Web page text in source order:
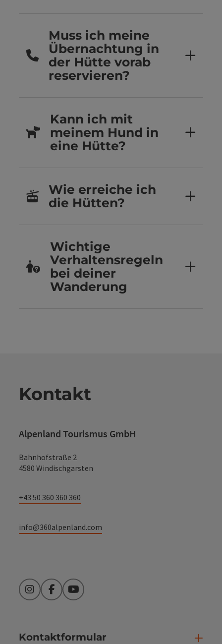
Muss ich meine
Übernachtung in
der Hütte vorab
reservieren?
Kann ich mit
meinem Hund in
eine Hütte?
Wie erreiche ich
die Hütten?
Wichtige
Verhaltensregeln
bei deiner
Wanderung
Kontakt
Alpenland Tourismus GmbH
Bahnhofstraße 2
4580 Windischgarsten
+43 50 360 360 360
info@360alpenland.com
InstagramFacebookYouTube
Kontaktformular